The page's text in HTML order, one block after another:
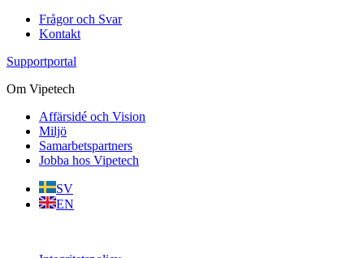
Frågor och Svar
Kontakt
Supportportal
Om Vipetech
Affärsidé och Vision
Miljö
Samarbetspartners
Jobba hos Vipetech
SV
EN